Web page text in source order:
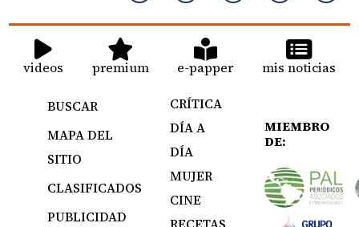
videos premium e-papper mis noticias
BUSCAR
MAPA DEL
SITIO
CLASIFICADOS
PUBLICIDAD
CRÍTICA
DÍA A
DÍA
MUJER
CINE
MIEMBRO
DE: